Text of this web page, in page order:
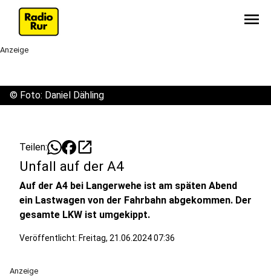
menu
Anzeige
© Foto: Daniel Dähling
Teilen: open_in_new
Unfall auf der A4
Auf der A4 bei Langerwehe ist am späten Abend
ein Lastwagen von der Fahrbahn abgekommen. Der
gesamte LKW ist umgekippt.
Veröffentlicht: Freitag, 21.06.2024 07:36
Anzeige